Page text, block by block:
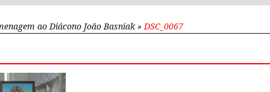
ao Diácono João Basniak» DSC_0067